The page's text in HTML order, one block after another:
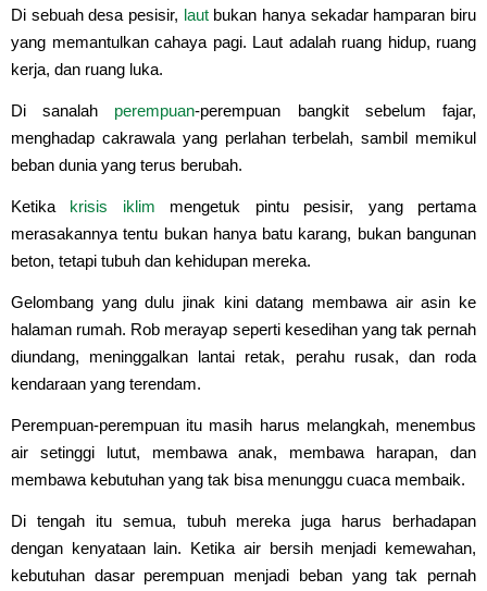
Di sebuah desa pesisir, lautbukan hanya sekadar hamparan biru
yang memantulkan cahaya pagi. Laut adalah ruang hidup, ruang
kerja, dan ruang luka.
Di sanalah perempuan-perempuan bangkit sebelum fajar,
menghadap cakrawala yang perlahan terbelah, sambil memikul
beban dunia yang terus berubah.
Ketika krisis iklim mengetuk pintu pesisir, yang pertama
merasakannya tentu bukan hanya batu karang, bukan bangunan
beton, tetapi tubuh dan kehidupan mereka.
Gelombang yang dulu jinak kini datang membawa air asin ke
halaman rumah. Rob merayap seperti kesedihan yang tak pernah
diundang, meninggalkan lantai retak, perahu rusak, dan roda
kendaraan yang terendam.
Perempuan-perempuan itu masih harus melangkah, menembus
air setinggi lutut, membawa anak, membawa harapan, dan
membawa kebutuhan yang tak bisa menunggu cuaca membaik.
Di tengah itu semua, tubuh mereka juga harus berhadapan
dengan kenyataan lain. Ketika air bersih menjadi kemewahan,
kebutuhan dasar perempuan menjadi beban yang tak pernah